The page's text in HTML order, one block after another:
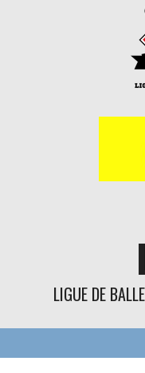
LIGUE DE